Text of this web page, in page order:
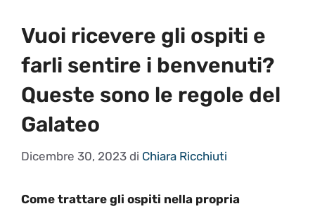
Vuoi ricevere gli ospiti e
farli sentire i benvenuti?
Queste sono le regole del
Galateo
Dicembre 30, 2023 di Chiara Ricchiuti
Come trattare gli ospiti nella propria